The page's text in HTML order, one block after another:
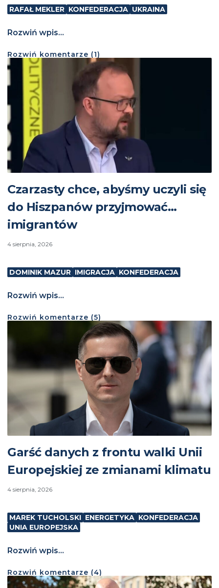
RAFAŁ MEKLER KONFEDERACJA UKRAINA
Rozwiń wpis...
Rozwiń komentarze (1)
Czarzasty chce, abyśmy uczyli się
do Hiszpanów przyjmować…
imigrantów
4 sierpnia, 2026
DOMINIK MAZUR IMIGRACJA KONFEDERACJA
Rozwiń wpis...
Rozwiń komentarze (5)
Garść danych z frontu walki Unii
Europejskiej ze zmianami klimatu
4 sierpnia, 2026
MAREK TUCHOLSKI ENERGETYKA KONFEDERACJA
UNIA EUROPEJSKA
Rozwiń wpis...
Rozwiń komentarze (4)